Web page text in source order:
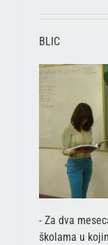
BLIC
- Za dva
školama u